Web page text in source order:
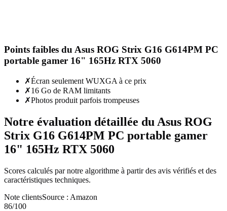
Points faibles du Asus ROG Strix G16 G614PM PC
portable gamer 16" 165Hz RTX 5060
✗Écran seulement WUXGA à ce prix
✗16 Go de RAM limitants
✗Photos produit parfois trompeuses
Notre évaluation détaillée du Asus ROG
Strix G16 G614PM PC portable gamer
16" 165Hz RTX 5060
Scores calculés par notre algorithme à partir des avis vérifiés et des
caractéristiques techniques.
Note clientsSource : Amazon
86/100